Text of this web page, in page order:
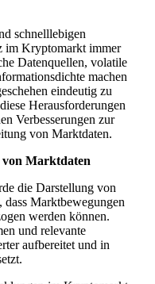
schnelllebigen
im Kryptomarkt immer
Datenquellen, volatile
machen
eindeutig zu
Herausforderungen
Verbesserungen zur
von Marktdaten.
von Marktdaten
die Darstellung von
Marktbewegungen
werden können.
und relevante
aufbereitet und in